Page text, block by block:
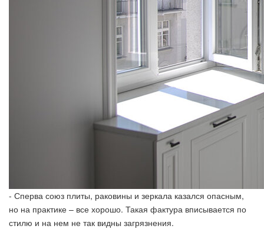
- Сперва союз плиты, раковины и зеркала казался опасным,
но на практике – все хорошо. Такая фактура вписывается по
стилю и на нем не так видны загрязнения.